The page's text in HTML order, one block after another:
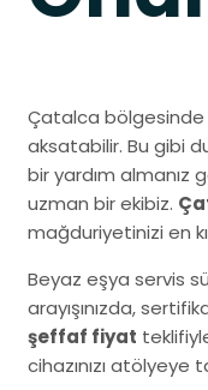
Çatalca bölgesinde
aksatabilir. Bu gibi
bir yardım almanız
uzman bir ekibiz.
mağduriyetinizi en
Beyaz eşya servis
arayışınızda,
şeffaf fiyat
cihazınızı